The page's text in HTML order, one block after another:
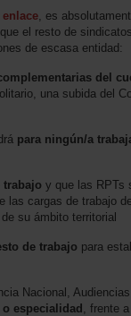
enlace , es
el resto de
de escasa entidad:
del
una subida del
para ningún/a
trabajo y que las RPTs
las cargas de trabajo
su ámbito territorial
de trabajo para
Nacional,
especialidad
, frente